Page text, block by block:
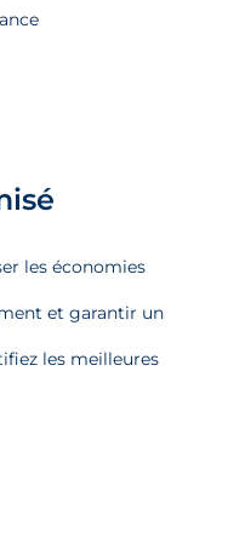
les économies
et garantir un
les meilleures